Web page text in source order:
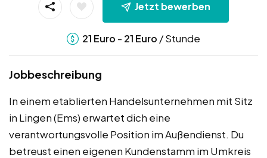
Jetzt bewerben
21 Euro - 21 Euro / Stunde
Jobbeschreibung
In einem etablierten Handelsunternehmen mit Sitz
in Lingen (Ems) erwartet dich eine
verantwortungsvolle Position im Außendienst. Du
betreust einen eigenen Kundenstamm im Umkreis